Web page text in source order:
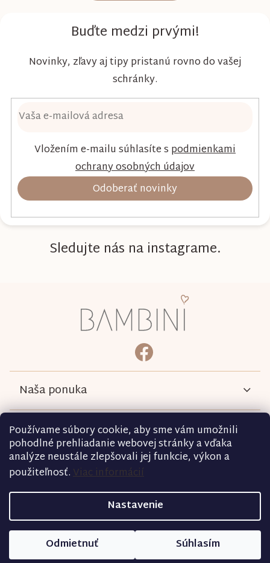
Používame súbory cookie, aby sme vám umožnili
pohodlné prehliadanie webovej stránky a vďaka
analýze neustále zlepšovali jej funkcie, výkon a
použiteľnosť.Viac informácií
Nastavenie
Odmietnuť Súhlasím
Buďte medzi prvými!
Novinky, zľavy aj tipy pristanú rovno do vašej
schránky.
Vložením e-mailu súhlasíte s podmienkami
ochrany osobných údajov
Odoberať novinky
Sledujte nás na instagrame.
bambini.kociky
https://www.facebook.com/
Naša ponuka
Informácie
Podmienky
Vytvoril Shoptet|D2 Solutions|Shopcode
Copyright 2026bambini.sk . Všetky práva vyhradené.